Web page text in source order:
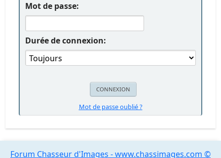
Mot de passe:
Durée de connexion:
Mot de passe oublié ?
Forum Chasseur d'Images - www.chassimages.com ©